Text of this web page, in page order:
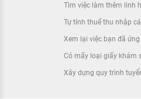
Tìm việc làm thêm linh
Tự tính thuế thu nhập
Xem lại việc bạn đã ứng
Có mấy loại giấy khám
Xây dựng quy trình